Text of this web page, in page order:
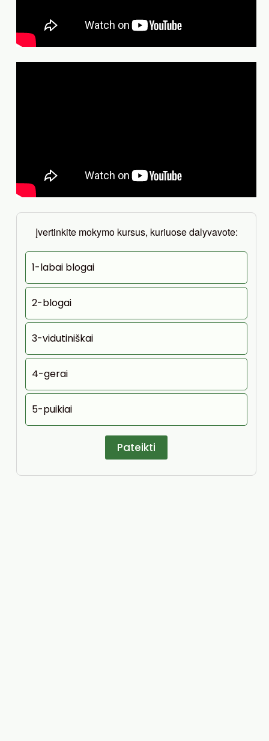
Įvertinkite mokymo kursus, kuriuose dalyvavote:
1-labai blogai
2-blogai
3-vidutiniškai
4-gerai
5-puikiai